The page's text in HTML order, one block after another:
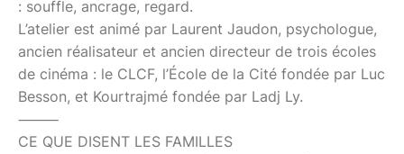
: souffle, ancrage, regard.
L’atelier est animé par Laurent Jaudon, psychologue,
ancien réalisateur et ancien directeur de trois écoles
de cinéma : le CLCF, l’École de la Cité fondée par Luc
Besson, et Kourtrajmé fondée par Ladj Ly.
⸻
CE QUE DISENT LES FAMILLES